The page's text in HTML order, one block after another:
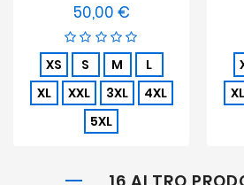
50,00 €Prezzo
XS S M
L
XL
XXL 3XL
4XL
5XL
XL